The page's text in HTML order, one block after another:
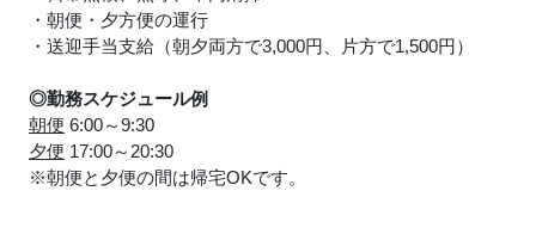
・朝便・夕方便の運行
・送迎手当支給（朝夕両方で3,000円、片方で1,500円）
◎勤務スケジュール例
朝便 6:00～9:30
夕便 17:00～20:30
※朝便と夕便の間は帰宅OKです。